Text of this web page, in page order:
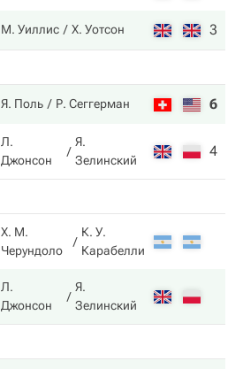
М. Уиллис Х. Уотсон 3
Я. Поль Р. Сеггерман 6
Л.
Джонсон
Я.
Зелинский
4
Х. М.
Черундоло
К. У.
Карабелли
Л.
Джонсон
Я.
Зелинский